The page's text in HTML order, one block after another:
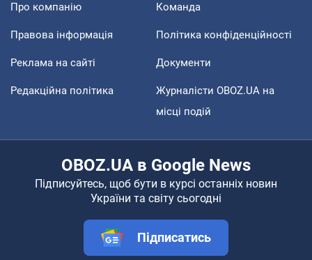
Про компанію Команда
Правова інформація Політика конфіденційності
Реклама на сайті Документи
Редакційна політика
Журналісти OBOZ.UA на
місці подій
OBOZ.UA в Google News
Підписуйтесь, щоб бути в курсі останніх новин
України та світу сьогодні
Підписатись